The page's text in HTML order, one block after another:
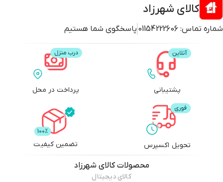
کالای شهرزاد
شماره تماس: 01154222606 پاسخگوی شما هستیم
پشتیبانی پرداخت در محل
تحویل اکسپرس تضمین کیفیت
محصولاتکالای شهرزاد
کالای دیجیتال